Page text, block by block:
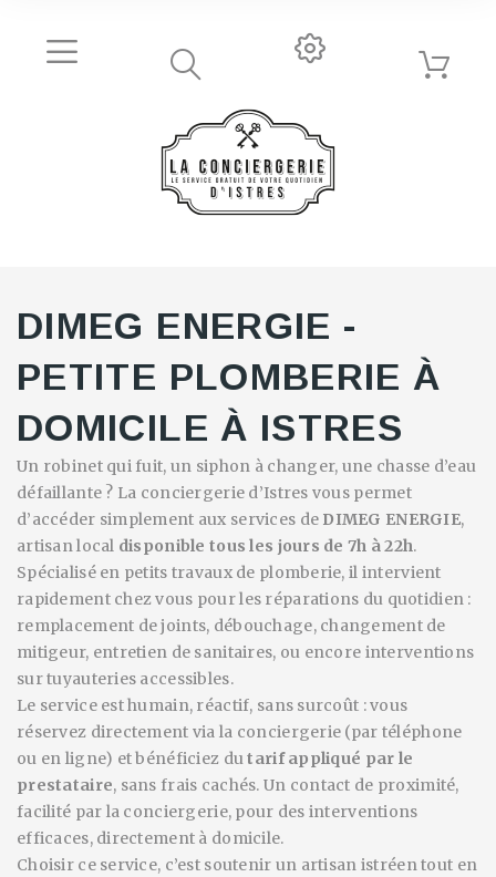
DIMEG ENERGIE -
PETITE PLOMBERIE À
DOMICILE À ISTRES
Un robinet qui fuit, un siphon à changer, une chasse d’eau
défaillante ? La conciergerie d’Istres vous permet
d’accéder simplement aux services de DIMEG ENERGIE,
artisan local disponible tous les jours de 7h à 22h.
Spécialisé en petits travaux de plomberie, il intervient
rapidement chez vous pour les réparations du quotidien :
remplacement de joints, débouchage, changement de
mitigeur, entretien de sanitaires, ou encore interventions
sur tuyauteries accessibles.
Le service est humain, réactif, sans surcoût : vous
réservez directement via la conciergerie (par téléphone
ou en ligne) et bénéficiez dutarif appliqué par le
prestataire, sans frais cachés. Un contact de proximité,
facilité par la conciergerie, pour des interventions
efficaces, directement à domicile.
Choisir ce service, c’est soutenir un artisan istréen tout en